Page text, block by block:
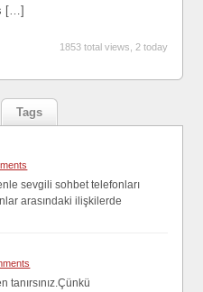
[…]
1853 total views, 2 today
Tags
sevgili sohbet telefonları
arasındaki ilişkilerde
tanırsınız.Çünkü